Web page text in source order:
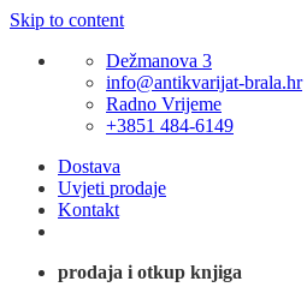
Skip to content
Dežmanova 3
info@antikvarijat-brala.hr
Radno Vrijeme
+3851 484-6149
Dostava
Uvjeti prodaje
Kontakt
prodaja i otkup knjiga